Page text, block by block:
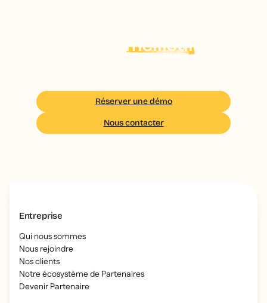
meilleur
Réserver une démo
Nous contacter
Entreprise
Qui nous sommes
Nous rejoindre
Nos clients
Notre écosystème de Partenaires
Devenir Partenaire